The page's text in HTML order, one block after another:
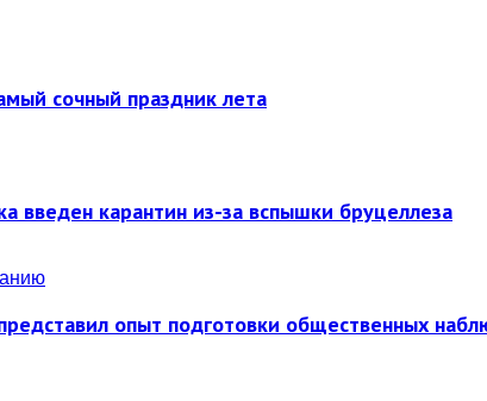
сочный праздник лета
введен карантин из-за вспышки бруцеллеза
опыт подготовки общественных